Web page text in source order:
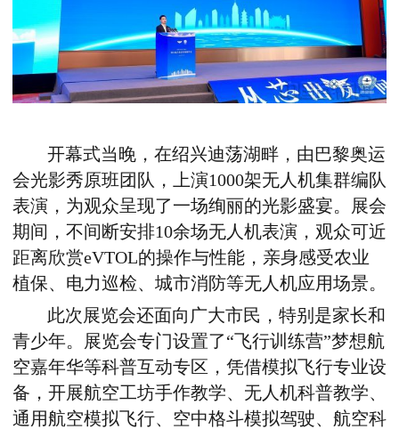
开幕式当晚，在绍兴迪荡湖畔，由巴黎奥运
会光影秀原班团队，上演1000架无人机集群编队
表演，为观众呈现了一场绚丽的光影盛宴。展会
期间，不间断安排10余场无人机表演，观众可近
距离欣赏eVTOL的操作与性能，亲身感受农业
植保、电力巡检、城市消防等无人机应用场景。
此次展览会还面向广大市民，特别是家长和
青少年。展览会专门设置了“飞行训练营”梦想航
空嘉年华等科普互动专区，凭借模拟飞行专业设
备，开展航空工坊手作教学、无人机科普教学、
通用航空模拟飞行、空中格斗模拟驾驶、航空科